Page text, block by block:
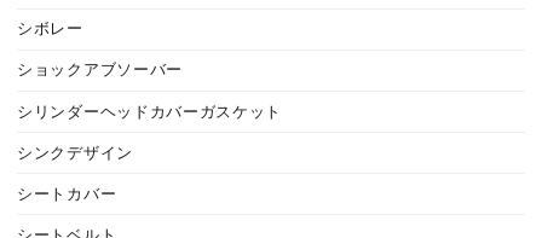
シボレー
ショックアブソーバー
シリンダーヘッドカバーガスケット
シンクデザイン
シートカバー